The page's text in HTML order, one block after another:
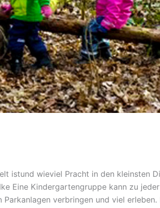
istund wieviel Pracht in den kleinsten
Eine Kindergartengruppe kann zu
verbringen und viel erleben.